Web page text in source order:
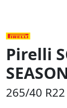
Pirelli
265/40 R22